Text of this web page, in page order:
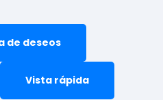
de deseos
Vista rápida